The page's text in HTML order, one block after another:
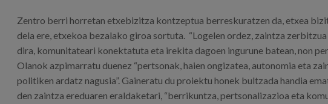
Zentro berri horretan etxebizitza kontzeptua berreskuratzen da, etxea
dela ere, etxekoa bezalako giroa sortuta. “Logelen ordez, zaintza
dira, komunitateari konektatuta eta irekita dagoen ingurune batean, non
Olanok azpimarratu duenez “pertsonak, haien ongizatea, autonomia eta
politiken ardatz nagusia”. Gaineratu du proiektu honek bultzada handia
den zaintza ereduaren eraldaketari, “berrikuntza, pertsonalizazioa eta